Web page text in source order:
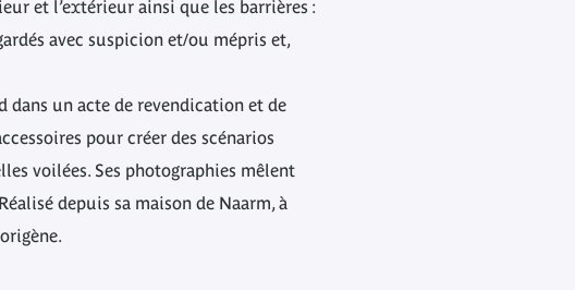
et l’extérieur ainsi que les barrières :
avec suspicion et/ou mépris et,
dans un acte de revendication et de
pour créer des scénarios
voilées. Ses photographies mêlent
depuis sa maison de Naarm, à